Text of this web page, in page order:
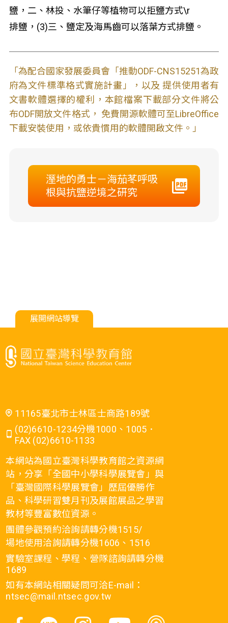
鹽，二、林投、水筆仔等植物可以拒鹽方式\r
排鹽，(3)三、鹽定及海馬齒可以落葉方式排鹽。
「為配合國家發展委員會「推動ODF-CNS15251為政
府為文件標準格式實施計畫」，以及 提供使用者有
文書軟體選擇的權利，本館檔案下載部分文件將公
布ODF開放文件格式， 免費開源軟體可至LibreOffice
下載安裝使用，或依貴慣用的軟體開啟文件。」
溼地的勇士－海茄苳呼吸
根與抗鹽逆境之研究
展開網站導覽
11165臺北市士林區士商路189號
(02)6610-1234分機1000、1005．
FAX (02)6610-1133
本網站為國立臺灣科學教育館之資源網
站，分享「全國中小學科學展覽會」與
「臺灣國際科學展覽會」歷屆優勝作
品、科學研習雙月刊及展館展品之學習
教材等豐富數位資源。
團體參觀預約洽詢請轉分機1515/
場地使用洽詢請轉分機1606、1516
實驗室課程、學程、營隊諮詢請轉分機
1689
如有本網站相關疑問可洽E-mail：
ntsec@mail.ntsec.gov.tw